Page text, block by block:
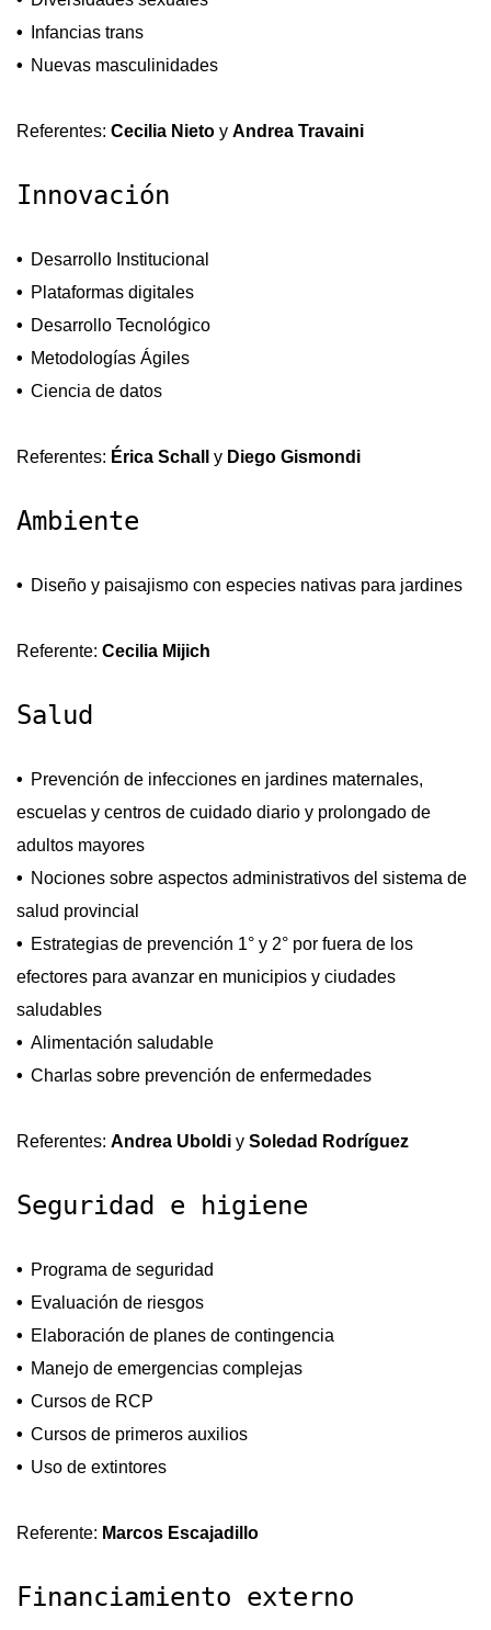
Infancias trans
Nuevas masculinidades
Referentes: Cecilia Nieto y Andrea Travaini
Innovación
Desarrollo Institucional
Plataformas digitales
Desarrollo Tecnológico
Metodologías Ágiles
Ciencia de datos
Referentes: Érica Schall y Diego Gismondi
Ambiente
Diseño y paisajismo con especies nativas para jardines
Referente: Cecilia Mijich
Salud
Prevención de infecciones en jardines maternales,
escuelas y centros de cuidado diario y prolongado de
adultos mayores
Nociones sobre aspectos administrativos del sistema de
salud provincial
Estrategias de prevención 1° y 2° por fuera de los
efectores para avanzar en municipios y ciudades
saludables
Alimentación saludable
Charlas sobre prevención de enfermedades
Referentes: Andrea Uboldi y Soledad Rodríguez
Seguridad e higiene
Programa de seguridad
Evaluación de riesgos
Elaboración de planes de contingencia
Manejo de emergencias complejas
Cursos de RCP
Cursos de primeros auxilios
Uso de extintores
Referente: Marcos Escajadillo
Financiamiento externo